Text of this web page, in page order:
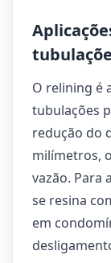
O relining é
tubulações
redução do
milímetros,
vazão. Para
se resina
em